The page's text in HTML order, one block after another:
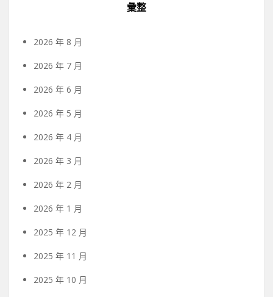
彙整
2026 年 8 月
2026 年 7 月
2026 年 6 月
2026 年 5 月
2026 年 4 月
2026 年 3 月
2026 年 2 月
2026 年 1 月
2025 年 12 月
2025 年 11 月
2025 年 10 月